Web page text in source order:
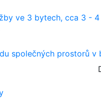
ve 3 bytech, cca 3 -
společných prostorů v